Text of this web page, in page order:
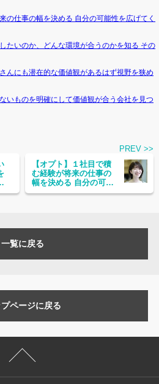
の仕事の幅を決める 自分の可能性を広げてく
たいのか、どんな環境が合うのかを知る その
んにも潜在的な価値観があるはず視野を狭め
いものを明確にして価値観が合う会社を見つ
PREV >>
【オプト】１社目で積
む経験が将来の仕事の
幅を決める 自分の可能
性を広げてくれる会社
一覧に戻る
プページに戻る